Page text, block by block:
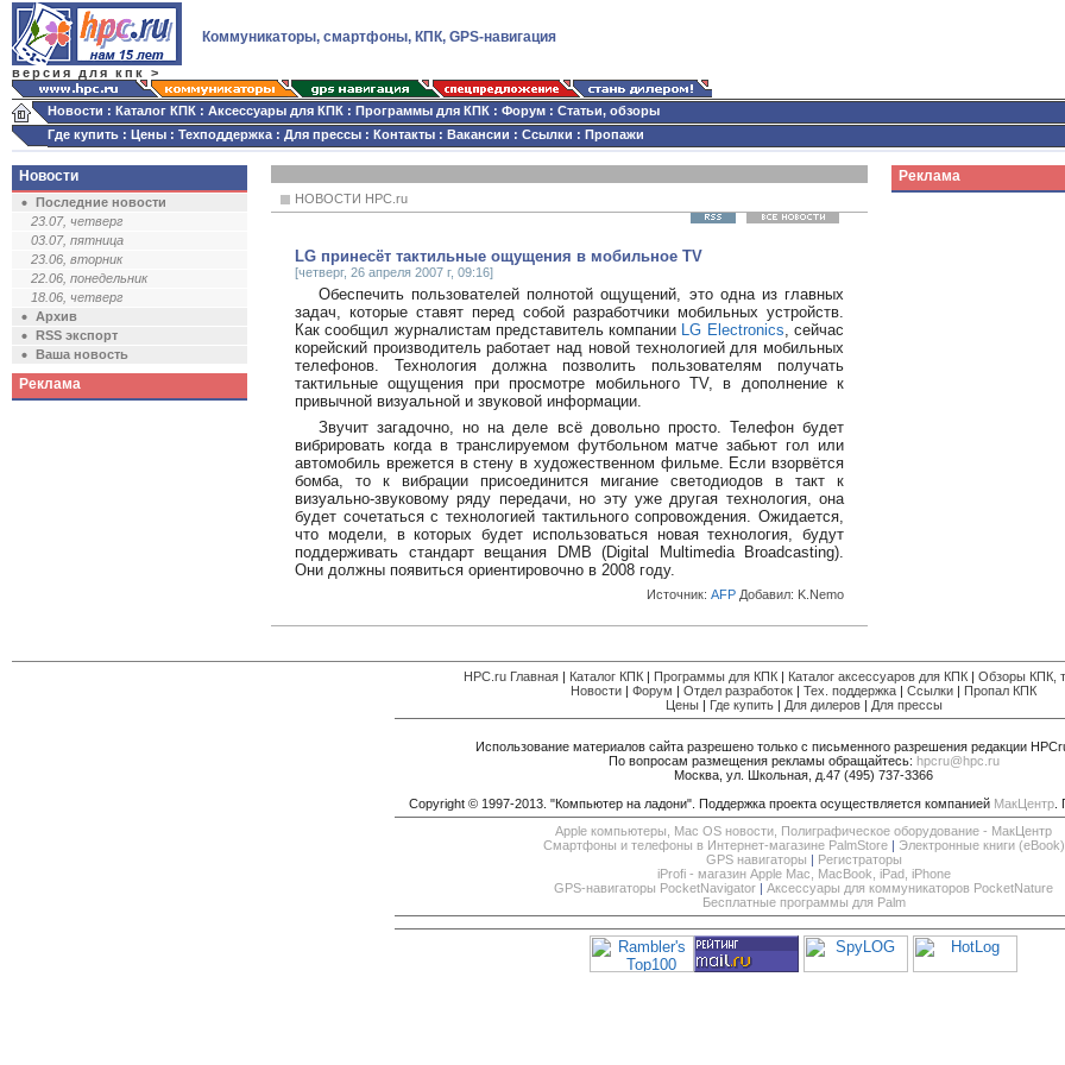
версия для кпк >
Коммуникаторы, смартфоны, КПК, GPS-навигация
Новости : Каталог КПК : Аксессуары для КПК : Программы для КПК : Форум : Статьи, обзоры
Где купить : Цены : Техподдержка : Для прессы : Контакты : Вакансии : Ссылки : Пропажи
Новости
Последние новости
23.07, четверг
03.07, пятница
23.06, вторник
22.06, понедельник
18.06, четверг
Архив
RSS экспорт
Ваша новость
Реклама
НОВОСТИ HPC.ru
LG принесёт тактильные ощущения в мобильное TV
[четверг, 26 апреля 2007 г, 09:16]
Обеспечить пользователей полнотой ощущений, это одна из главных
задач, которые ставят перед собой разработчики мобильных устройств.
Как сообщил журналистам представитель компании LG Electronics, сейчас
корейский производитель работает над новой технологией для мобильных
телефонов. Технология должна позволить пользователям получать
тактильные ощущения при просмотре мобильного TV, в дополнение к
привычной визуальной и звуковой информации.
Звучит загадочно, но на деле всё довольно просто. Телефон будет
вибрировать когда в транслируемом футбольном матче забьют гол или
автомобиль врежется в стену в художественном фильме. Если взорвётся
бомба, то к вибрации присоединится мигание светодиодов в такт к
визуально-звуковому ряду передачи, но эту уже другая технология, она
будет сочетаться с технологией тактильного сопровождения. Ожидается,
что модели, в которых будет использоваться новая технология, будут
поддерживать стандарт вещания DMB (Digital Multimedia Broadcasting).
Они должны появиться ориентировочно в 2008 году.
Источник: AFP Добавил: K.Nemo
Реклама
HPC.ru Главная Каталог КПК Программы для КПК Каталог аксессуаров для КПК
Обзоры КПК,
Новости
Форум Отдел разработок Тех. поддержка Ссылки
Пропал КПК
Цены| Где купить| Для дилеров| Для прессы
Использование материалов сайта разрешено только с письменного разрешения редакции
По вопросам размещения рекламы обращайтесь: hpcru@hpc.ru
Москва, ул. Школьная, д.47 (495) 737-3366
Copyright © 1997-2013. "Компьютер на ладони". Поддержка проекта осуществляется компанией МакЦентр.
Apple компьютеры, Mac OS новости, Полиграфическое оборудование - МакЦентр
Смартфоны и телефоны в Интернет-магазине PalmStore|
Электронные книги (eBook)
GPS навигаторы
Регистраторы
iProfi - магазин Apple Mac, MacBook, iPad, iPhone
GPS-навигаторы PocketNavigator
Аксессуары для коммуникаторов PocketNature
Бесплатные программы для Palm